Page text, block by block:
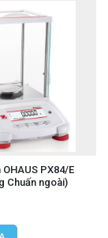
PX84/E
Chuấn ngoài)